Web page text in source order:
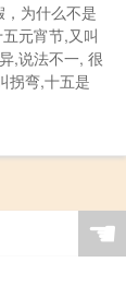
为什么不是
元宵节,又叫
,说法不一, 很
拐弯,十五是
☚